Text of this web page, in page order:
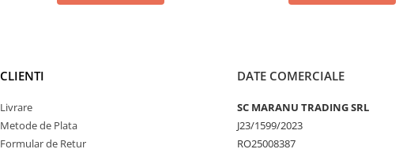
CLIENTI
Livrare
Metode de Plata
Formular de Retur
DATE COMERCIALE
SC MARANU TRADING SRL
J23/1599/2023
RO25008387